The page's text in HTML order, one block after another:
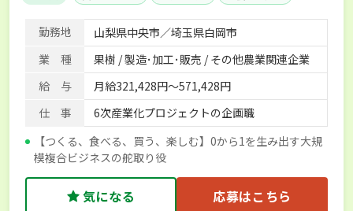
勤務地
山梨県中央市／埼玉県白岡市
業 種
果樹 / 製造･加工･販売 / その他農業関連企業
給 与
月給321,428円～571,428円
仕 事
6次産業化プロジェクトの企画職
【つくる、食べる、買う、楽しむ】0から1を生み出す大規
模複合ビジネスの舵取り役
気になる 応募はこちら